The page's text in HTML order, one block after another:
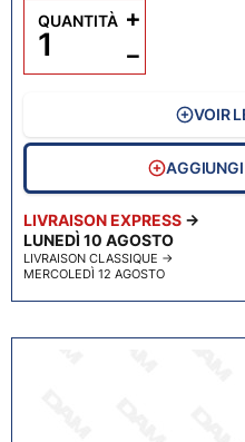
LIVRAISON EXPRESS →
LUNEDÌ 10 AGOSTO
LIVRAISON CLASSIQUE →
MERCOLEDÌ 12 AGOSTO
QUANTITÀ
−
+
VOIR